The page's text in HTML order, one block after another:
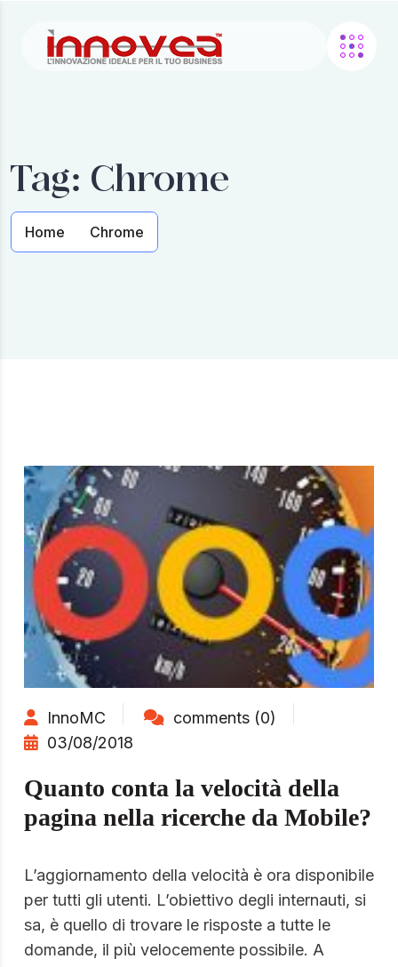
Tag: Chrome
Home Chrome
InnoMC
comments (0)
03/08/2018
Quanto conta la velocità della
pagina nella ricerche da Mobile?
L’aggiornamento della velocità è ora disponibile
per tutti gli utenti. L’obiettivo degli internauti, si
sa, è quello di trovare le risposte a tutte le
domande, il più velocemente possibile. A